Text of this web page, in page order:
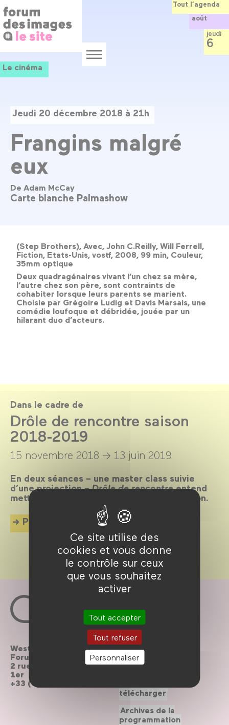
Ce site utilise des
cookies et vous donne
le contrôle sur ceux
que vous souhaitez
activer
Tout accepter
Tout refuser
Personnaliser
au
contenu
principal
Menu
Le cinéma
Jeudi 20 décembre 2018 à 21h
Frangins malgré
eux
De Adam McCay
Carte blanche Palmashow
(Step Brothers), Avec, John C.Reilly, Will Ferrell,
Fiction, Etats-Unis, vostf, 2008, 99 min, Couleur,
35mm optique
Deux quadragénaires vivant l’un chez sa mère,
l’autre chez son père, sont contraints de
cohabiter lorsque leurs parents se marient.
Choisie par Grégoire Ludig et Davis Marsais, une
comédie loufoque et débridée, jouée par un
hilarant duo d’acteurs.
Dans le cadre de
Drôle de rencontre saison
2018-2019
15 novembre 2018 → 13 juin 2019
En deux séances – une master class suivie
d’une projection –Drôle de rencontreentend
mettre l’humour au centre de la conversation.
Plus d'info
Tout l’agenda
août
jeudi
6
Westfield
Forum des Halles
2 rue du cinéma, Paris
1er
+33 (0)1 44 76 63 00
Contactez-nous
Le Forum recrute
télécharger
Archives de la
programmation